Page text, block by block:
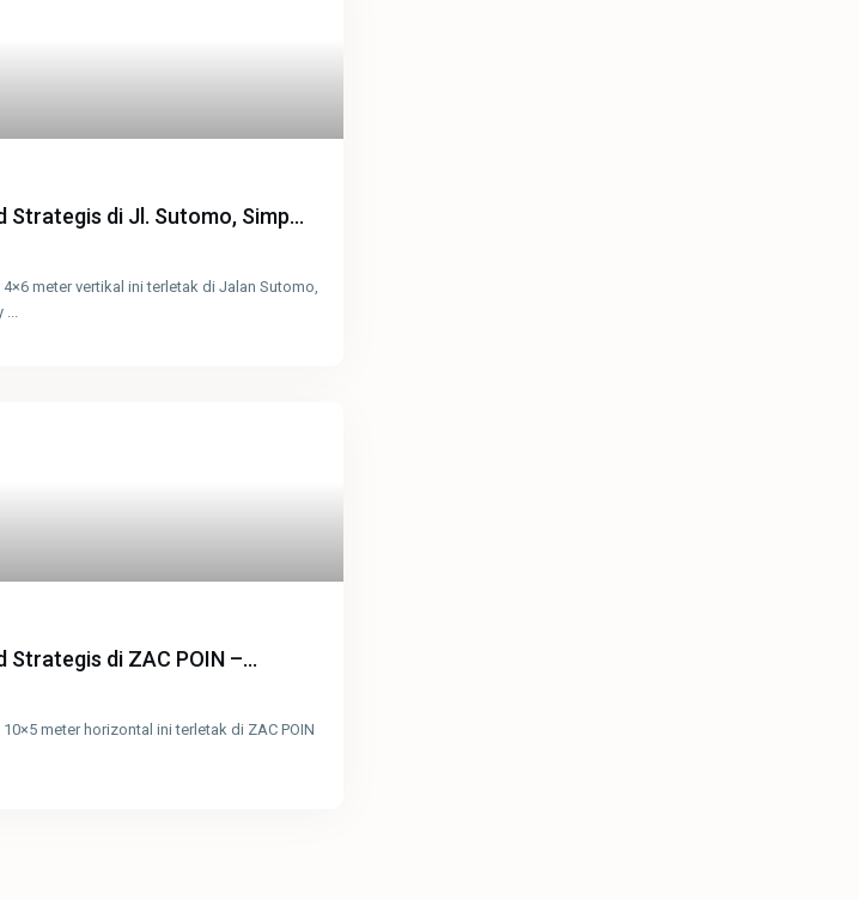
Strategis di Jl. Sutomo, Simp...
meter vertikal ini terletak di Jalan Sutomo,
...
Strategis di ZAC POIN –...
meter horizontal ini terletak di ZAC POIN